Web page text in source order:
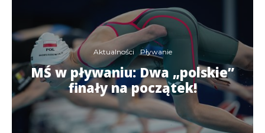
Aktualności Pływanie
MŚ w pływaniu: Dwa „polskie”
finały na początek!